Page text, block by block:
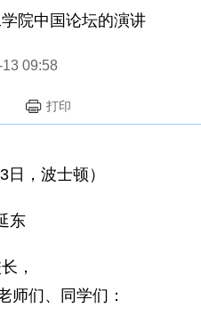
院中国论坛的演讲
09:58
打印
日，波士顿）
东
，
师们、同学们：